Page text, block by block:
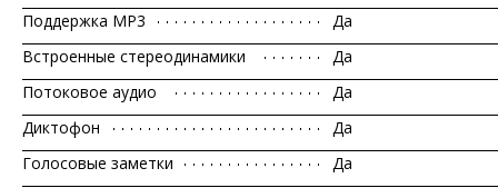
Поддержка MP3
Да
Встроенные стереодинамики
Да
Потоковое аудио
Да
Диктофон
Да
Голосовые заметки
Да